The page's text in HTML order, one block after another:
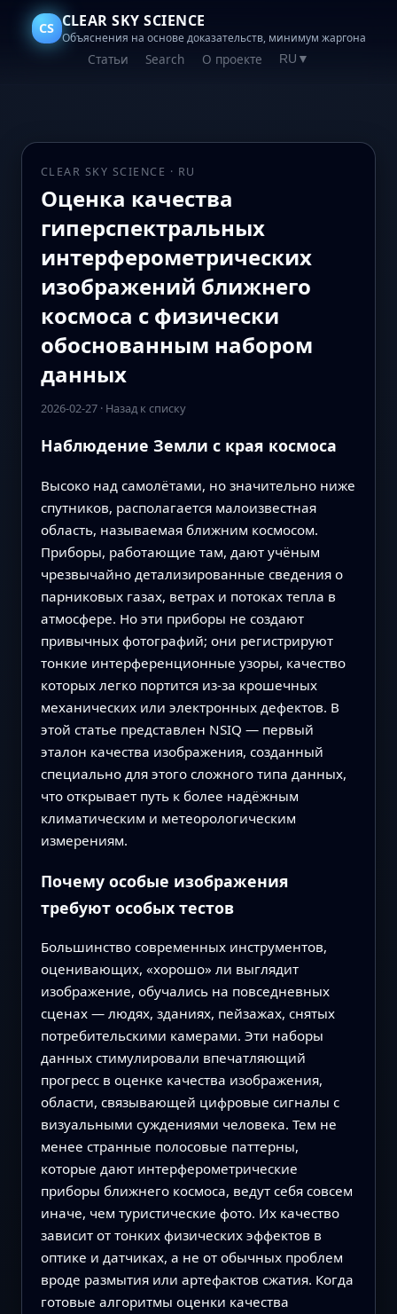
CS CLEAR SKY SCIENCE
Объяснения на основе доказательств, минимум жаргона
Статьи Search О проекте RU ▼
CLEAR SKY SCIENCE · RU
Оценка качества
гиперспектральных
интерферометрических
изображений ближнего
космоса с физически
обоснованным набором
данных
2026-02-27· Назад к списку
Наблюдение Земли с края космоса
Высоко над самолётами, но значительно ниже
спутников, располагается малоизвестная
область, называемая ближним космосом.
Приборы, работающие там, дают учёным
чрезвычайно детализированные сведения о
парниковых газах, ветрах и потоках тепла в
атмосфере. Но эти приборы не создают
привычных фотографий; они регистрируют
тонкие интерференционные узоры, качество
которых легко портится из‑за крошечных
механических или электронных дефектов. В
этой статье представлен NSIQ — первый
эталон качества изображения, созданный
специально для этого сложного типа данных,
что открывает путь к более надёжным
климатическим и метеорологическим
измерениям.
Почему особые изображения
требуют особых тестов
Большинство современных инструментов,
оценивающих, «хорошо» ли выглядит
изображение, обучались на повседневных
сценах — людях, зданиях, пейзажах, снятых
потребительскими камерами. Эти наборы
данных стимулировали впечатляющий
прогресс в оценке качества изображения,
области, связывающей цифровые сигналы с
визуальными суждениями человека. Тем не
менее странные полосовые паттерны,
которые дают интерферометрические
приборы ближнего космоса, ведут себя совсем
иначе, чем туристические фото. Их качество
зависит от тонких физических эффектов в
оптике и датчиках, а не от обычных проблем
вроде размытия или артефактов сжатия. Когда
готовые алгоритмы оценки качества